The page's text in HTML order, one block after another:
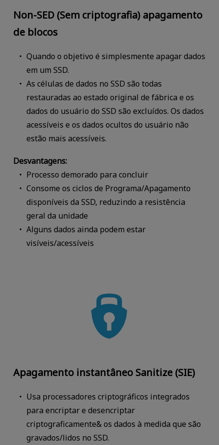
Non-SED (Sem criptografia) apagamento
de blocos
Quando o objetivo é simplesmente apagar dados
em um SSD.
As células de dados no SSD são todas
restauradas ao estado original de fábrica e os
dados do usuário do SSD são excluídos. Os dados
acessíveis e os dados ocultos do usuário não
estão mais acessíveis.
Desvantagens:
Processo demorado para concluir
Consome os ciclos de Programa/Apagamento
disponíveis da SSD, reduzindo a resistência
geral da unidade
Alguns dados ainda podem estar
visíveis/acessíveis
Apagamento instantâneo Sanitize (SIE)
Usa processadores criptográficos integrados
para encriptar e desencriptar
criptograficamente& os dados à medida que são
gravados/lidos no SSD.